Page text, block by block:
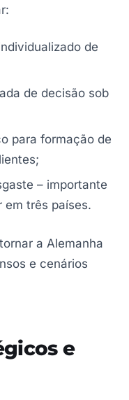
de
de decisão sob
para formação de
– importante
em três países.
a Alemanha
e cenários
e